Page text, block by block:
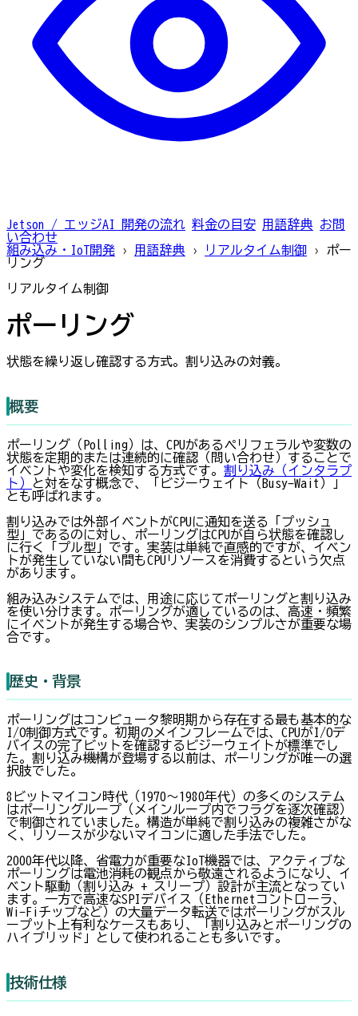
Jetson / エッジAI 開発の流れ 料金の目安 用語辞典 お問
い合わせ
組み込み・IoT開発
› 用語辞典 › リアルタイム制御 ›
ポー
リング
リアルタイム制御
ポーリング
状態を繰り返し確認する方式。割り込みの対義。
概要
ポーリング（Polling）は、CPUがあるペリフェラルや変数の
状態を定期的または連続的に確認（問い合わせ）することで
イベントや変化を検知する方式です。 割り込み（インタラプ
ト）
と対をなす概念で、「ビジーウェイト（Busy-Wait）」
とも呼ばれます。
割り込みでは外部イベントがCPUに通知を送る「プッシュ
型」であるのに対し、ポーリングはCPUが自ら状態を確認し
に行く「プル型」です。実装は単純で直感的ですが、イベン
トが発生していない間もCPUリソースを消費するという欠点
があります。
組み込みシステムでは、用途に応じてポーリングと割り込み
を使い分けます。ポーリングが適しているのは、高速・頻繁
にイベントが発生する場合や、実装のシンプルさが重要な場
合です。
歴史・背景
ポーリングはコンピュータ黎明期から存在する最も基本的な
I/O制御方式です。初期のメインフレームでは、CPUがI/Oデ
バイスの完了ビットを確認するビジーウェイトが標準でし
た。割り込み機構が登場する以前は、ポーリングが唯一の選
択肢でした。
8ビットマイコン時代（1970〜1980年代）の多くのシステム
はポーリングループ（メインループ内でフラグを逐次確認）
で制御されていました。構造が単純で割り込みの複雑さがな
く、リソースが少ないマイコンに適した手法でした。
2000年代以降、省電力が重要なIoT機器では、アクティブな
ポーリングは電池消耗の観点から敬遠されるようになり、イ
ベント駆動（割り込み + スリープ）設計が主流となってい
ます。一方で高速なSPIデバイス（Ethernetコントローラ、
Wi-Fiチップなど）の大量データ転送ではポーリングがスル
ープット上有利なケースもあり、「割り込みとポーリングの
ハイブリッド」として使われることも多いです。
技術仕様